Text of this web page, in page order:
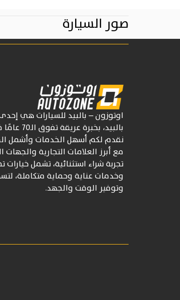
صور السيارة
اوتوزون– بالبيد للسياراتهي
بالبيد، بخبرة عريقة تفوقالـ70
نقدم لكم أسهل الخدمات وأشمل
مع أبرز العلامات التجارية والجهات
تجربة شراء استثنائية، تشمل خيارات
وخدمات عناية وحماية متكاملة،
وتوفير الوقت والجهد.